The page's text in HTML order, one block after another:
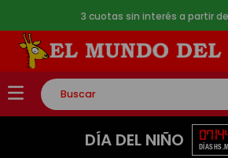
3 cuotas sin interés a partir
Buscar
TÉRMINOS MÁS BUSCADOS
DÍA DEL NIÑO 07
DÍAS
14
HS.